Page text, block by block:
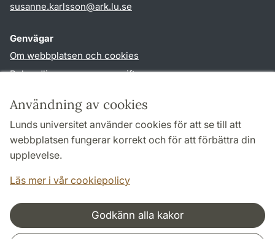
Användning av cookies
Lunds universitet använder cookies för att se till att
webbplatsen fungerar korrekt och för att förbättra din
upplevelse.
Läs mer i vår cookiepolicy
Godkänn alla kakor
susanne.karlsson@ark.lu.se
Genvägar
Om webbplatsen och cookies
Behandling av personuppgifter
TYPO3-login
Följ oss i sociala medier
Samarbeten och nätverk